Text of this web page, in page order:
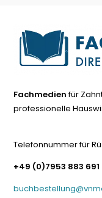
Fachmedienfür
professionelle
Telefonnummer für
+49 (0)7953 883 691